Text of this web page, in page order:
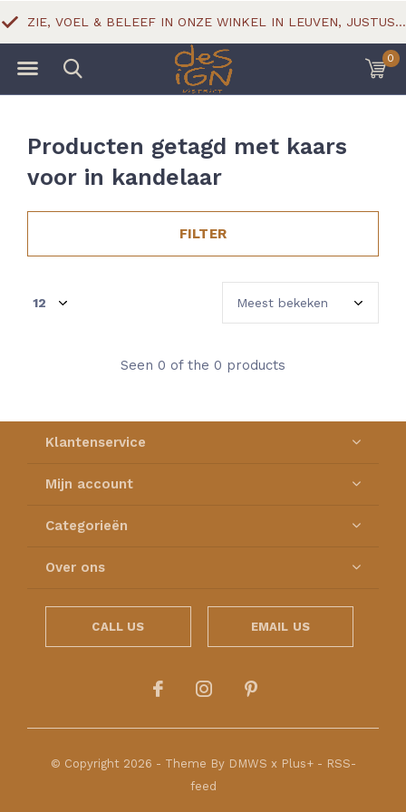
0
ZIE, VOEL & BELEEF IN ONZE WINKEL IN LEUVEN, JUSTUS LIPSIUSSTRAAT 18
Producten getagd met kaars
voor in kandelaar
FILTER
Seen 0 of the 0 products
Klantenservice
Mijn account
Categorieën
Over ons
CALL US EMAIL US
© Copyright 2026 - Theme By DMWS x Plus+- RSS-
feed